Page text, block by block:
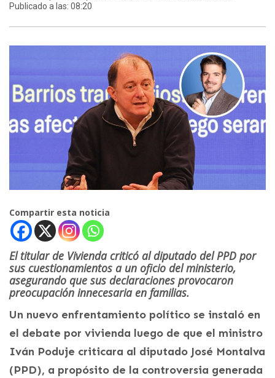
Publicado a las: 08:20
Compartir esta noticia
El titular de Vivienda criticó al diputado del PPD por
sus cuestionamientos a un oficio del ministerio,
asegurando que sus declaraciones provocaron
preocupación innecesaria en familias.
Un nuevo enfrentamiento político se instaló en
el debate por vivienda luego de que el ministro
Iván Poduje criticara al diputado José Montalva
(PPD), a propósito de la controversia generada